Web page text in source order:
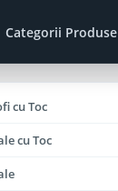
Categorii Produse
cu Toc
cu Toc